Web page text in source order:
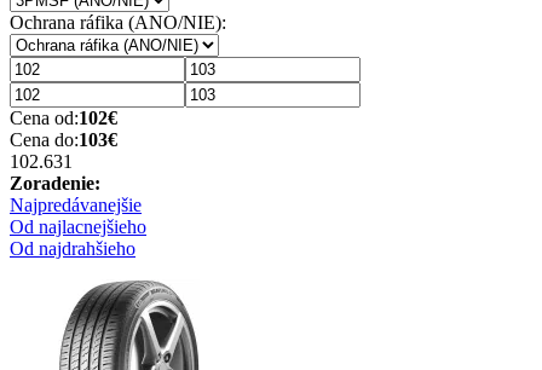
Ochrana ráfika (ANO/NIE):
Cena od:102€
Cena do:103€
102.631
Zoradenie:
Najpredávanejšie
Od najlacnejšieho
Od najdrahšieho